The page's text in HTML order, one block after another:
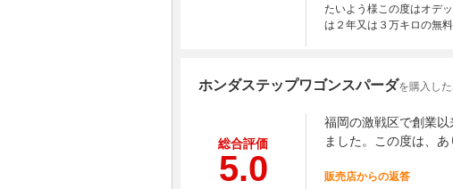
たいよう様この度はオデ
は２年又は３万キロの無
ホンダステップワゴンスパーダを購入し
総合評価
5.0
福岡の激戦区で創業
ました。この度は、
販売店からの返答